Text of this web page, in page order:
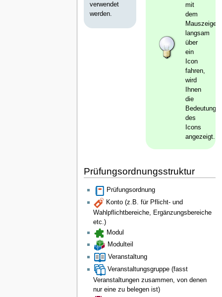
verwendet
werden.
mit
dem
Mauszeiger
langsam
über
ein
Icon
fahren,
wird
Ihnen
die
Bedeutung
des
Icons
angezeigt.
Prüfungsordnungsstruktur
Prüfungsordnung
Konto (z.B. für Pflicht- und
Wahlpflichtbereiche, Ergänzungsbereiche
etc.)
Modul
Modulteil
Veranstaltung
Veranstaltungsgruppe (fasst
Veranstaltungen zusammen, von denen
nur eine zu belegen ist)